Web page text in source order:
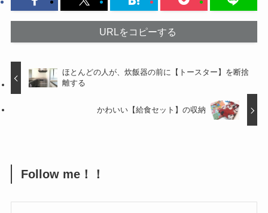
URLをコピーする
ほとんどの人が、炊飯器の前に【トースター】を断捨
離する
かわいい【給食セット】の収納
Follow me！！